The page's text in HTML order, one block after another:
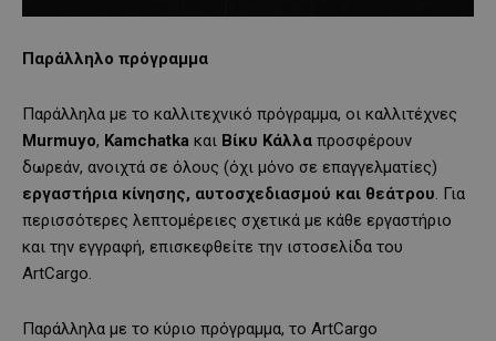
Παράλληλο πρόγραμμα
Παράλληλα με το καλλιτεχνικό πρόγραμμα, οι καλλιτέχνες
Murmuyo, Kamchatka και Βίκυ Κάλλα προσφέρουν
δωρεάν, ανοιχτά σε όλους (όχι μόνο σε επαγγελματίες)
εργαστήρια κίνησης, αυτοσχεδιασμού και θεάτρου. Για
περισσότερες λεπτομέρειες σχετικά με κάθε εργαστήριο
και την εγγραφή, επισκεφθείτε την ιστοσελίδα του
ArtCargo.
Παράλληλα με το κύριο πρόγραμμα, το ArtCargo